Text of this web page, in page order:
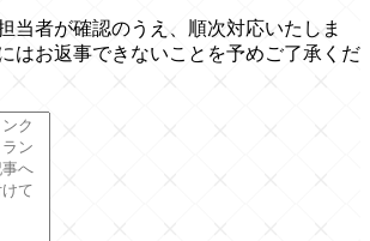
当者が確認のうえ、順次対応いたしま
はお返事できないことを予めご了承くだ